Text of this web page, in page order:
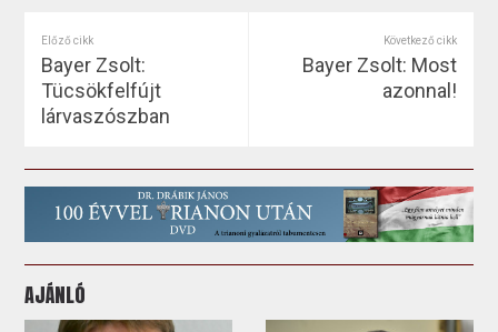
Előző cikk
Bayer Zsolt:
Tücsökfelfújt
lárvaszószban
Következő cikk
Bayer Zsolt: Most
azonnal!
AJÁNLÓ